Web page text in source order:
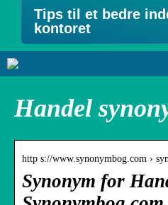
Tips til et bedre
kontoret
Handel
http s://www.synonymbog.com ›
Synonym for